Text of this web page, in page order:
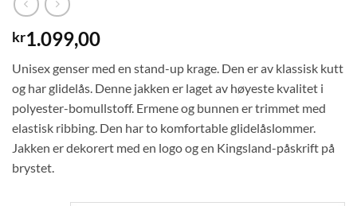
kr1.099,00
Unisex genser med en stand-up krage. Den er av klassisk kutt
og har glidelås. Denne jakken er laget av høyeste kvalitet i
polyester-bomullstoff. Ermene og bunnen er trimmet med
elastisk ribbing. Den har to komfortable glidelåslommer.
Jakken er dekorert med en logo og en Kingsland-påskrift på
brystet.